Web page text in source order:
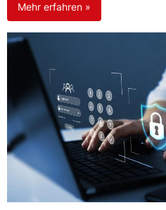
Mehr erfahren »